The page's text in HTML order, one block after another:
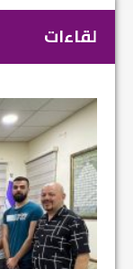
لقاءات